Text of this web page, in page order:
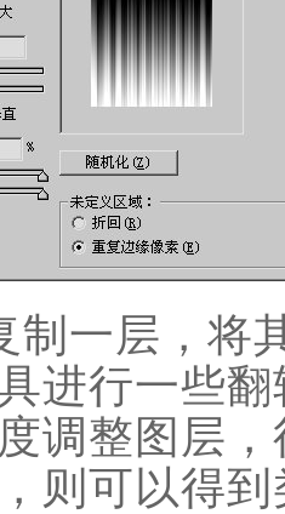
制一层，将
进行一些
调整图层
则可以得